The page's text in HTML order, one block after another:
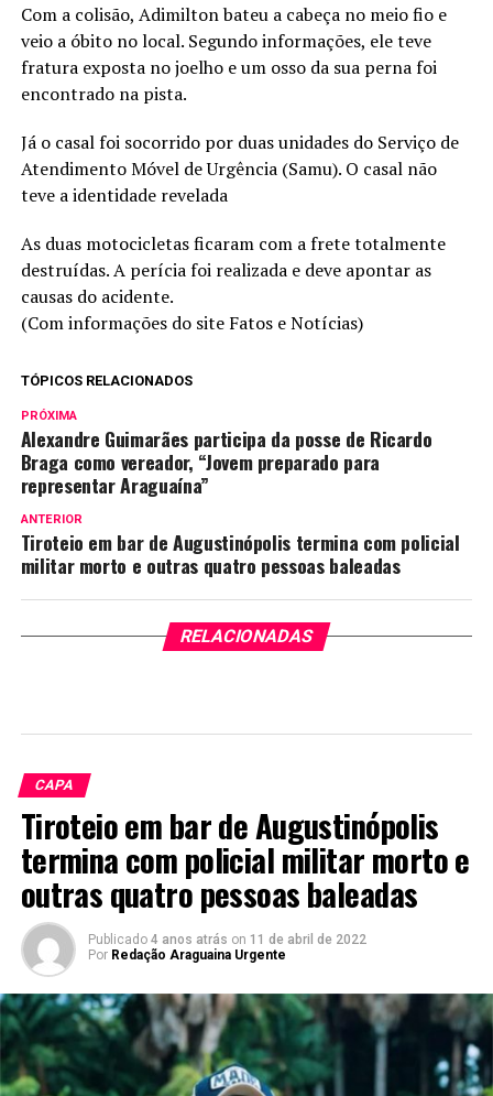
Com a colisão, Adimilton bateu a cabeça no meio fio e
veio a óbito no local. Segundo informações, ele teve
fratura exposta no joelho e um osso da sua perna foi
encontrado na pista.
Já o casal foi socorrido por duas unidades do Serviço de
Atendimento Móvel de Urgência (Samu). O casal não
teve a identidade revelada
As duas motocicletas ficaram com a frete totalmente
destruídas. A perícia foi realizada e deve apontar as
causas do acidente.
(Com informações do site Fatos e Notícias)
TÓPICOS RELACIONADOS
PRÓXIMA
Alexandre Guimarães participa da posse de Ricardo
Braga como vereador, “Jovem preparado para
representar Araguaína”
ANTERIOR
Tiroteio em bar de Augustinópolis termina com policial
militar morto e outras quatro pessoas baleadas
RELACIONADAS
CAPA
Tiroteio em bar de Augustinópolis
termina com policial militar morto e
outras quatro pessoas baleadas
Publicado 4 anos atrás on 11 de abril de 2022
Por Redação Araguaina Urgente